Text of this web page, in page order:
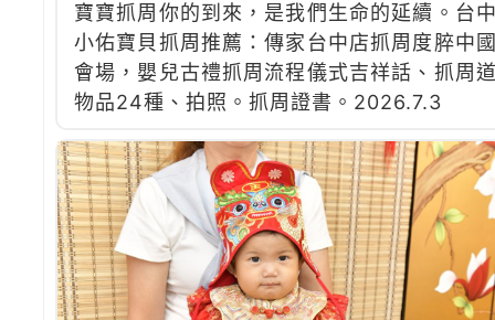
寶寶抓周你的到來，是我們生命的延續。台
小佑寶貝抓周推薦：傳家台中店抓周度脺中
會場，嬰兒古禮抓周流程儀式吉祥話、抓周
物品24種、拍照。抓周證書。2026.7.3